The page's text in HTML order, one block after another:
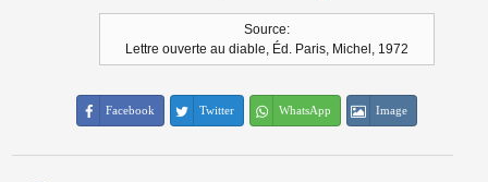
Source:
Lettre ouverte au diable, Éd. Paris, Michel, 1972
Facebook Twitter WhatsApp Image